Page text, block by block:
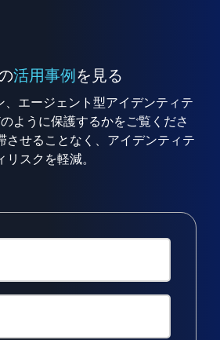
活用事例を見る
、エージェント型アイデンティテ
ように保護するかをご覧くださ
させることなく、アイデンティテ
リスクを軽減。